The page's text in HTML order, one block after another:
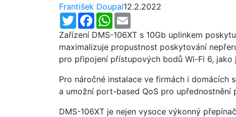
František Doupal12.2.2022
TwitterFacebookWhatsApp
Zařízení DMS-106XT s 10Gb uplinkem
maximalizuje propustnost poskytování
pro připojení přístupových bodů Wi-Fi 6, jako
Pro náročné instalace ve firmách i domácích
a umožní port-based QoS pro
DMS-106XT je nejen vysoce výkonný